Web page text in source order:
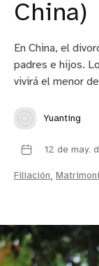
China)
En China, el
padres e hijos.
vivirá el menor
Yuanting
12 de may.
Filiación,